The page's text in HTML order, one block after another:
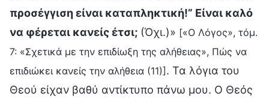
προσέγγιση είναι καταπληκτική!” Είναι καλό
να φέρεται κανείς έτσι; (Όχι.)» [«Ο Λόγος», τόμ.
7: «Σχετικά με την επιδίωξη της αλήθειας», Πώς να
επιδιώκει κανείς την αλήθεια (11)]. Τα λόγια του
Θεού είχαν βαθύ αντίκτυπο πάνω μου. Ο Θεός